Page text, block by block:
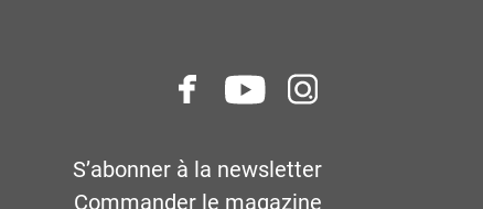
S’abonner à la newsletter
Commander le magazine